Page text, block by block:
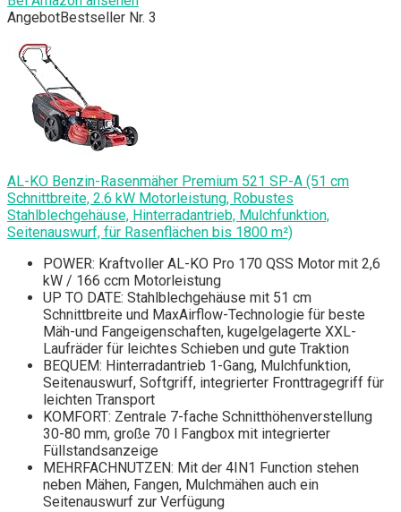
AngebotBestseller Nr. 3
AL-KO Benzin-Rasenmäher Premium 521 SP-A (51 cm
Schnittbreite, 2.6 kW Motorleistung, Robustes
Stahlblechgehäuse, Hinterradantrieb, Mulchfunktion,
Seitenauswurf, für Rasenflächen bis 1800 m²)
POWER: Kraftvoller AL-KO Pro 170 QSS Motor mit 2,6
kW / 166 ccm Motorleistung
UP TO DATE: Stahlblechgehäuse mit 51 cm
Schnittbreite und MaxAirflow-Technologie für beste
Mäh-und Fangeigenschaften, kugelgelagerte XXL-
Laufräder für leichtes Schieben und gute Traktion
BEQUEM: Hinterradantrieb 1-Gang, Mulchfunktion,
Seitenauswurf, Softgriff, integrierter Fronttragegriff für
leichten Transport
KOMFORT: Zentrale 7-fache Schnitthöhenverstellung
30-80 mm, große 70 l Fangbox mit integrierter
Füllstandsanzeige
MEHRFACHNUTZEN: Mit der 4IN1 Function stehen
neben Mähen, Fangen, Mulchmähen auch ein
Seitenauswurf zur Verfügung